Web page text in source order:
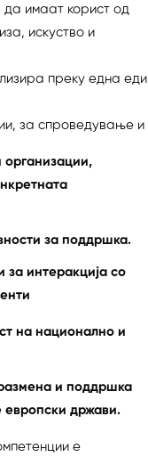
имаат корист од
искуство и
преку една
за спроведување
организации,
за поддршка.
интеракција со
на национално и
и поддршка
европски држави.
е